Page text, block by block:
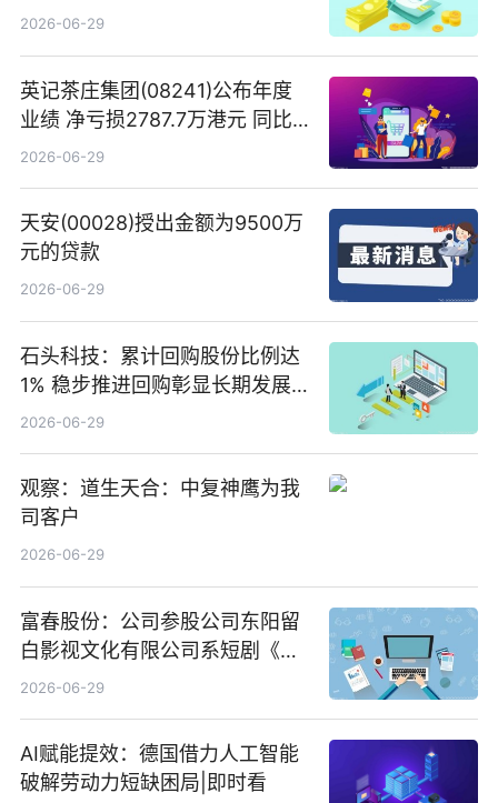
2026-06-29
英记茶庄集团(08241)公布年度
业绩 净亏损2787.7万港元 同比
扩大65.15% 焦点速读
2026-06-29
天安(00028)授出金额为9500万
元的贷款
2026-06-29
石头科技：累计回购股份比例达
1% 稳步推进回购彰显长期发展
信心 新动态
2026-06-29
观察：道生天合：中复神鹰为我
司客户
2026-06-29
富春股份：公司参股公司东阳留
白影视文化有限公司系短剧《风
声之双生谜局》的出品方 热门看
2026-06-29
AI赋能提效：德国借力人工智能
破解劳动力短缺困局|即时看